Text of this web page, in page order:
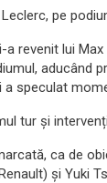
pe
a revenit lui
aducând
a speculat
tur și
ca de
și Yuki